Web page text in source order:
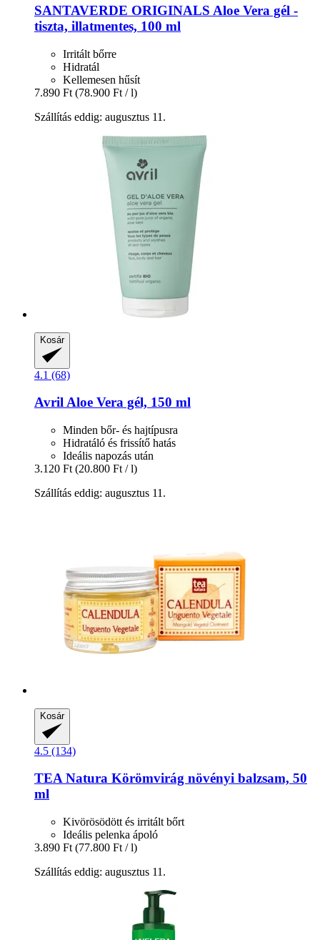
SANTAVERDE ORIGINALS Aloe Vera gél -​
tiszta, illatmentes, 100 ml
Irritált bőrre
Hidratál
Kellemesen hűsít
7.890 Ft (78.900 Ft / l)
Szállítás eddig: augusztus 11.
Kosár
4.1 (68)
AvrilAloe Vera gél, 150 ml
Minden bőr- és hajtípusra
Hidratáló és frissítő hatás
Ideális napozás után
3.120 Ft (20.800 Ft / l)
Szállítás eddig: augusztus 11.
Kosár
4.5 (134)
TEA Natura Körömvirág növényi balzsam, 50
ml
Kivörösödött és irritált bőrt
Ideális pelenka ápoló
3.890 Ft (77.800 Ft / l)
Szállítás eddig: augusztus 11.